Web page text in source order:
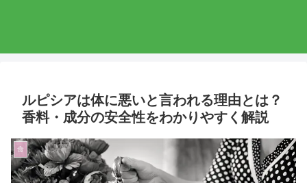
ルピシアは体に悪いと言われる理由とは？
香料・成分の安全性をわかりやすく解説
食